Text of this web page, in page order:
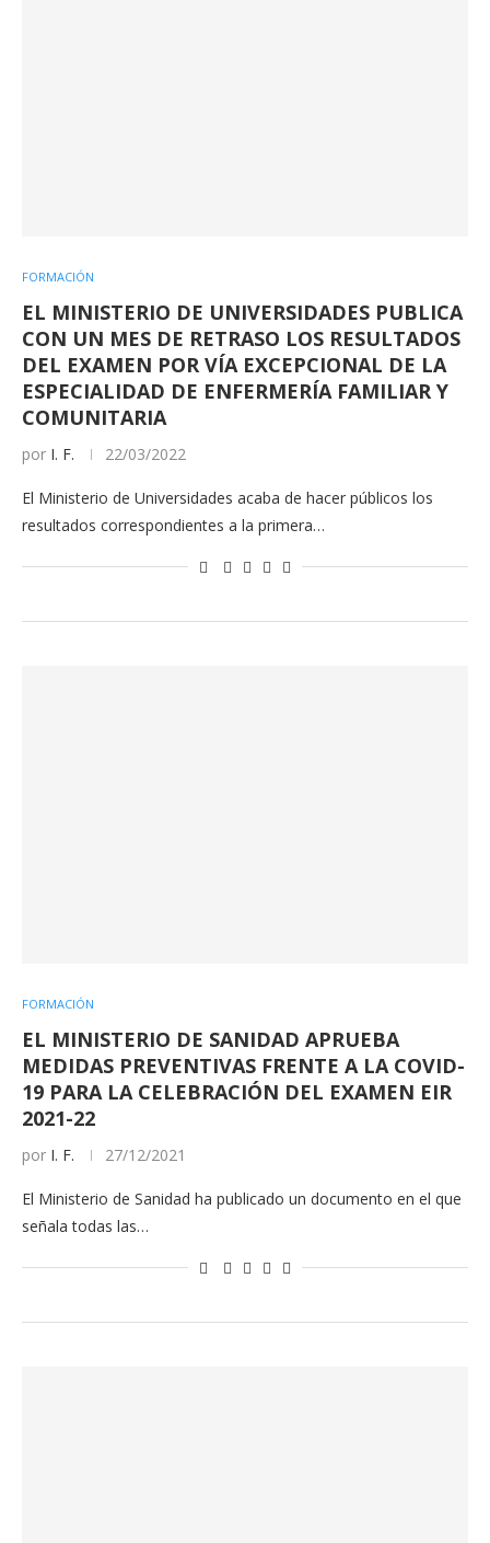
FORMACIÓN
EL MINISTERIO DE UNIVERSIDADES PUBLICA
CON UN MES DE RETRASO LOS RESULTADOS
DEL EXAMEN POR VÍA EXCEPCIONAL DE LA
ESPECIALIDAD DE ENFERMERÍA FAMILIAR Y
COMUNITARIA
por I. F. 22/03/2022
El Ministerio de Universidades acaba de hacer públicos los
resultados correspondientes a la primera…
FORMACIÓN
EL MINISTERIO DE SANIDAD APRUEBA
MEDIDAS PREVENTIVAS FRENTE A LA COVID-
19 PARA LA CELEBRACIÓN DEL EXAMEN EIR
2021-22
por I. F. 27/12/2021
El Ministerio de Sanidad ha publicado un documento en el que
señala todas las…